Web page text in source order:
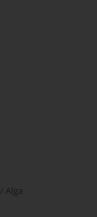
/ Alga